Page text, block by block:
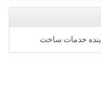
آینده خدمات ساخت